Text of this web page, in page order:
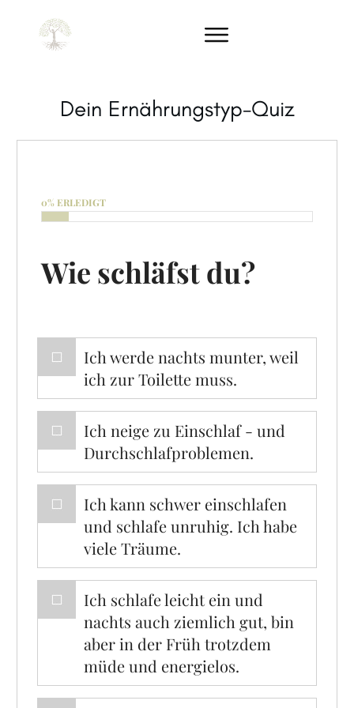
Dein Ernährungstyp-Quiz
0% ERLEDIGT
Wie schläfst du?
Ich werde nachts munter, weil
ich zur Toilette muss.
Ich neige zu Einschlaf - und
Durchschlafproblemen.
Ich kann schwer einschlafen
und schlafe unruhig. Ich habe
viele Träume.
Ich schlafe leicht ein und
nachts auch ziemlich gut, bin
aber in der Früh trotzdem
müde und energielos.